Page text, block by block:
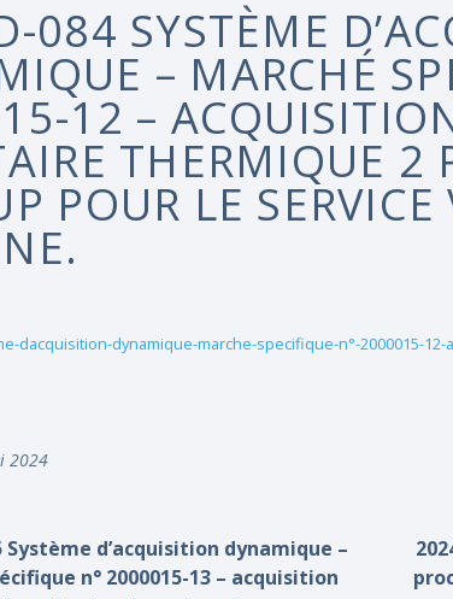
084 SYSTÈME
– MARCHÉ
12 –
THERMIQUE 2
POUR LE
dacquisition-dynamique-marche-specifique-n°-2000015-
2024
Système d’acquisition dynamique –
n° 2000015-13 – acquisition